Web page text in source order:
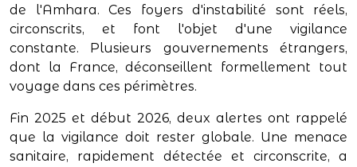
de l'Amhara. Ces foyers d'instabilité sont réels,
circonscrits, et font l'objet d'une vigilance
constante. Plusieurs gouvernements étrangers,
dont la France, déconseillent formellement tout
voyage dans ces périmètres.
Fin 2025 et début 2026, deux alertes ont rappelé
que la vigilance doit rester globale. Une menace
sanitaire, rapidement détectée et circonscrite, a